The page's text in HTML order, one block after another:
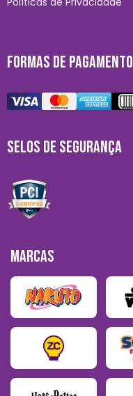
FORMAS DE PAGAMENTO
SELOS DE SEGURANÇA
MARCAS